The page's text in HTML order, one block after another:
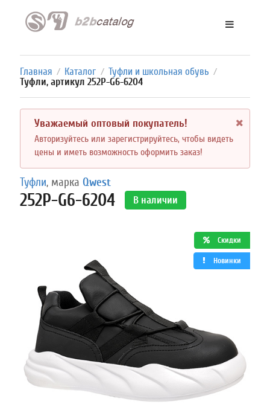
Главная / Каталог / Туфли и школьная обувь /
Туфли, артикул 252P-G6-6204
Уважаемый оптовый покупатель!
Авторизуйтесь или зарегистрируйтесь, чтобы видеть
цены и иметь возможность оформить заказ!
Туфли, марка Qwest
252P-G6-6204 В наличии
Скидки
Новинки